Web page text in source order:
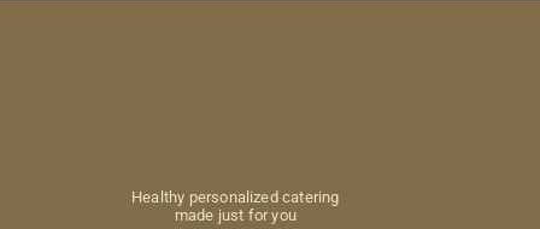
Healthy personalized catering
made just for you